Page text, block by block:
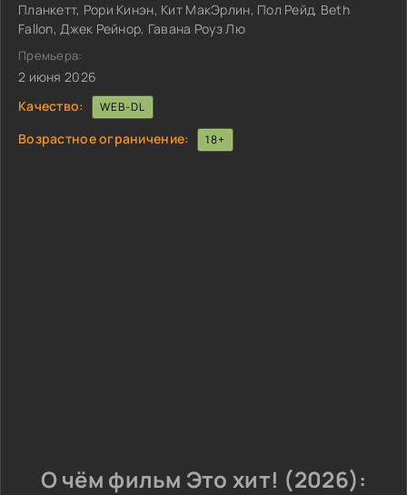
Планкетт, Рори Кинэн, Кит МакЭрлин, Пол Рейд, Beth
Fallon, Джек Рейнор, Гавана Роуз Лю
Премьера:
2 июня 2026
Качество:
WEB-DL
Возрастное ограничение: 18+
О чём фильм Это хит! (2026):